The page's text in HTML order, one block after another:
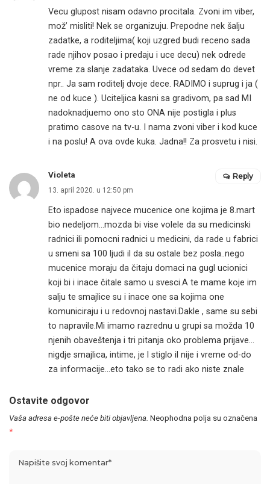
Vecu glupost nisam odavno procitala. Zvoni im viber,
mož’ misliti! Nek se organizuju. Prepodne nek šalju
zadatke, a roditeljima( koji uzgred budi receno sada
rade njihov posao i predaju i uce decu) nek odrede
vreme za slanje zadataka. Uvece od sedam do devet
npr.. Ja sam roditelj dvoje dece. RADIMO i suprug i ja (
ne od kuce ). Uciteljica kasni sa gradivom, pa sad MI
nadoknadjuemo ono sto ONA nije postigla i plus
pratimo casove na tv-u. I nama zvoni viber i kod kuce
i na poslu! A ova ovde kuka. Jadna!! Za prosvetu i nisi.
Violeta
13. april 2020. u 12:50 pm
Eto ispadose najvece mucenice one kojima je 8.mart
bio nedeljom…mozda bi vise volele da su medicinski
radnici ili pomocni radnici u medicini, da rade u fabrici
u smeni sa 100 ljudi il da su ostale bez posla..nego
mucenice moraju da čitaju domaci na gugl ucionici
koji bi i inace čitale samo u svesci.A te mame koje im
salju te smajlice su i inace one sa kojima one
komuniciraju i u redovnoj nastavi.Dakle , same su sebi
to napravile.Mi imamo razrednu u grupi sa možda 10
njenih obaveštenja i tri pitanja oko problema prijave…
nigdje smajlica, intime, je l stiglo il nije i vreme od-do
za informacije…eto tako se to radi ako niste znale
Reply
Ostavite odgovor
Vaša adresa e-pošte neće biti objavljena. Neophodna polja su označena
*